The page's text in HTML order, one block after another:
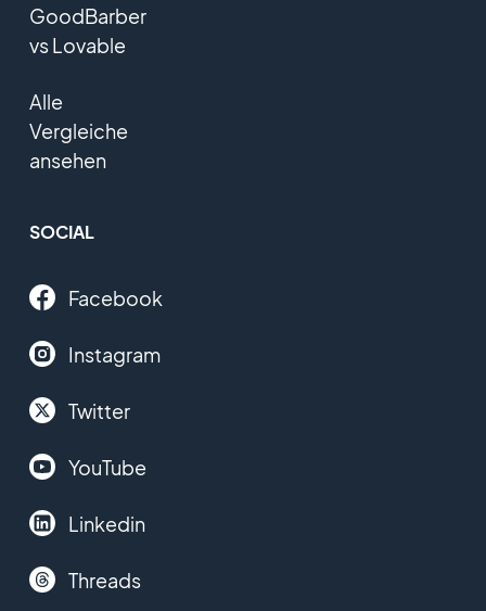
GoodBarber
vs Lovable
Alle
Vergleiche
ansehen
SOCIAL
Facebook
Instagram
Twitter
YouTube
Linkedin
Threads